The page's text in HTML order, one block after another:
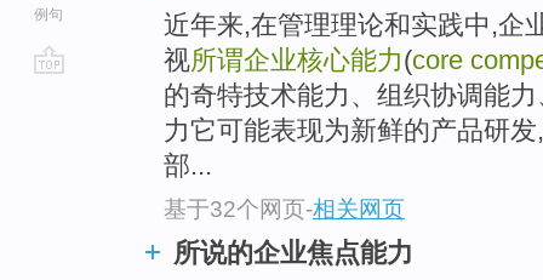
例句
近年来,在管理理论和实践中,企
视所谓企业核心能力(core
的奇特技术能力、组织协调能
力它可能表现为新鲜的产品研
部...
基于32个网页-相关网页
所说的企业焦点能力